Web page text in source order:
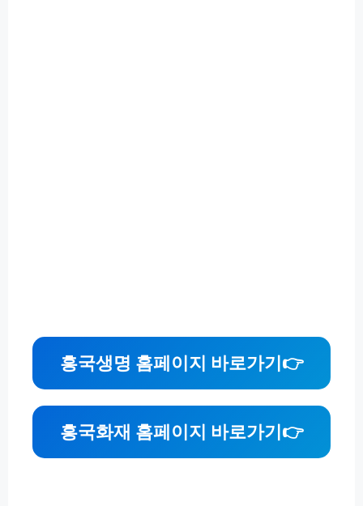
흥국생명 홈페이지 바로가기 👉
흥국화재 홈페이지 바로가기 👉